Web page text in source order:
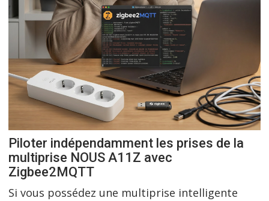
Piloter indépendamment les prises de la
multiprise NOUS A11Z avec
Zigbee2MQTT
Si vous possédez une multiprise intelligente